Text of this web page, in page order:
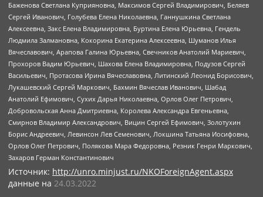
Баженова Светлана Куприяновна, Максимов Сергей Владимирович, Беляев
Сергей Иванович, Голубева Елена Николаевна, Ганнушкина Светлана
Алексеевна, Закс Елена Владимировна, Буртина Елена Юрьевна, Гендель
Людмила Залмановна, Кокорина Екатерина Алексеевна, Шуманов Илья
Вячеславович, Арапова Галина Юрьевна, Свечников Анатолий Мариевич,
Прохоров Вадим Юрьевич, Шахова Елена Владимировна, Подузов Сергей
Васильевич, Протасова Ирина Вячеславовна, Литинский Леонид Борисович,
Лукашевский Сергей Маркович, Бахмин Вячеслав Иванович, Шабад
Анатолий Ефимович, Сухих Дарья Николаевна, Орлов Олег Петрович,
Добровольская Анна Дмитриевна, Королева Александра Евгеньевна,
Смирнов Владимир Александрович, Вицин Сергей Ефимович, Золотухин
Борис Андреевич, Левинсон Лев Семенович, Локшина Татьяна Иосифовна,
Орлов Олег Петрович, Полякова Мара Федоровна, Резник Генри Маркович,
Захаров Герман Константинович
Источник: http://unro.minjust.ru/NKOForeignAgent.aspx
данные на 24.03.2022